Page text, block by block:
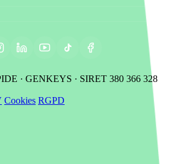
· GENKEYS · SIRET 380 366 328
Cookies RGPD